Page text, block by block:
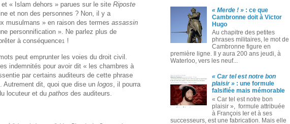
« Islam dehors » parues sur le site Riposte
et non des personnes ? Non, il y a
musulmans » en raison des termes assassin
personnification ». Ne parlez plus de
à conséquence1 !
peut emprunter les voies du droit civil.
indemnités pour avoir dit « les chambres à
par certains auditeurs de cette phrase
Autrement dit, quoi que dise un logos , il pourra
locuteur et du pathos des auditeurs.
« Merde ! »: ce que
Cambronne doit à Victor
Hugo
Au chapitre des petites
phrases militaires, le mot de
Cambronne figure en
première ligne. Il y aura 200 ans jeudi, à
Waterloo, vers les neuf...
« Car tel est notre bon
plaisir »: une formule
falsifiée mais mémorable
« Car tel est notre bon
plaisir », formule attribuée
à François Ier et à ses
successeurs, est une fabrication. Mais elle